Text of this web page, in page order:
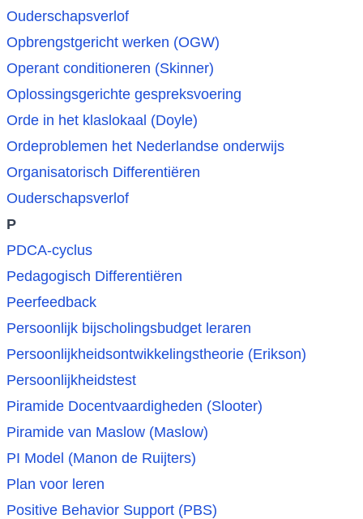
Ouderschapsverlof
Opbrengstgericht werken (OGW)
Operant conditioneren (Skinner)
Oplossingsgerichte gespreksvoering
Orde in het klaslokaal (Doyle)
Ordeproblemen het Nederlandse onderwijs
Organisatorisch Differentiëren
Ouderschapsverlof
P
PDCA-cyclus
Pedagogisch Differentiëren
Peerfeedback
Persoonlijk bijscholingsbudget leraren
Persoonlijkheidsontwikkelingstheorie (Erikson)
Persoonlijkheidstest
Piramide Docentvaardigheden (Slooter)
Piramide van Maslow (Maslow)
PI Model (Manon de Ruijters)
Plan voor leren
Positive Behavior Support (PBS)